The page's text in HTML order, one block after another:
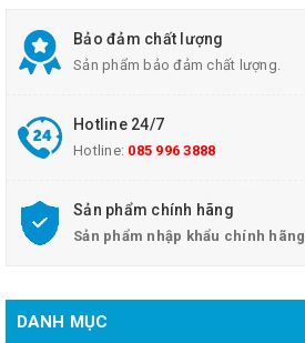
Bảo đảm chất lượng
Sản phẩm bảo đảm chất lượng.
Hotline 24/7
Hotline: 085 996 3888
Sản phẩm chính hãng
Sản phẩm nhập khẩu chính hãng
DANH MỤC